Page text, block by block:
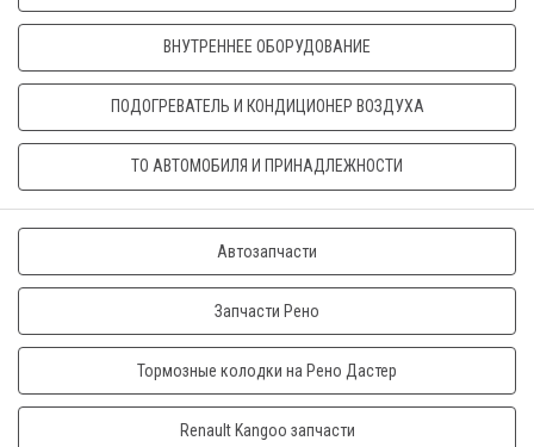
ВНУТРЕННЕЕ ОБОРУДОВАНИЕ
ПОДОГРЕВАТЕЛЬ И КОНДИЦИОНЕР ВОЗДУХА
ТО АВТОМОБИЛЯ И ПРИНАДЛЕЖНОСТИ
Автозапчасти
Запчасти Рено
Тормозные колодки на Рено Дастер
Renault Kangoo запчасти